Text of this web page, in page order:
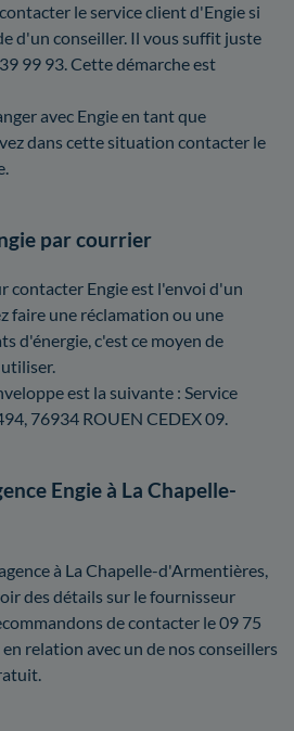
le service client d'Engie si
d'un conseiller. Il vous suffit juste
99 93. Cette démarche est
avec Engie en tant que
dans cette situation contacter le
par courrier
contacter Engie est l'envoi d'un
faire une réclamation ou une
d'énergie, c'est ce moyen de
est la suivante : Service
76934 ROUEN CEDEX 09.
Engie à La Chapelle-
à La Chapelle-d'Armentières,
des détails sur le fournisseur
de contacter le 09 75
relation avec un de nos conseillers